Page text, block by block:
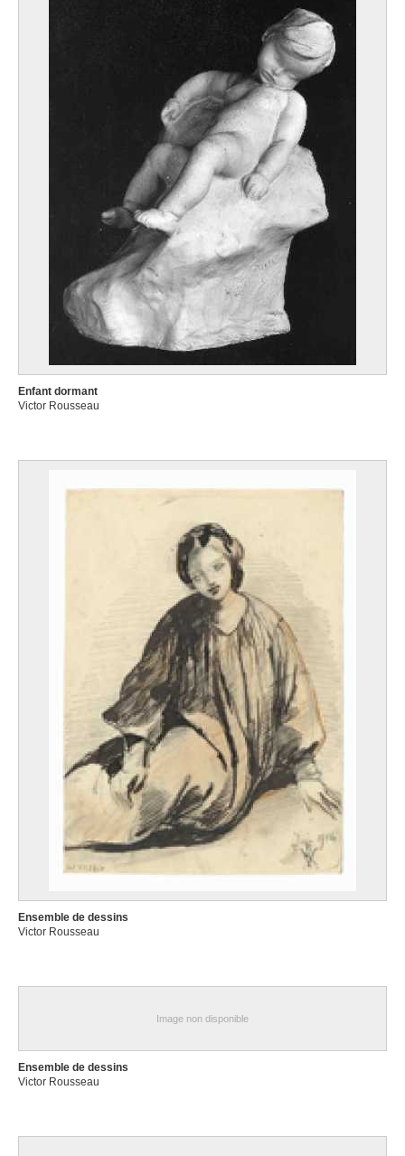
Enfant dormant
Victor Rousseau
Ensemble de dessins
Victor Rousseau
Image non disponible
Ensemble de dessins
Victor Rousseau